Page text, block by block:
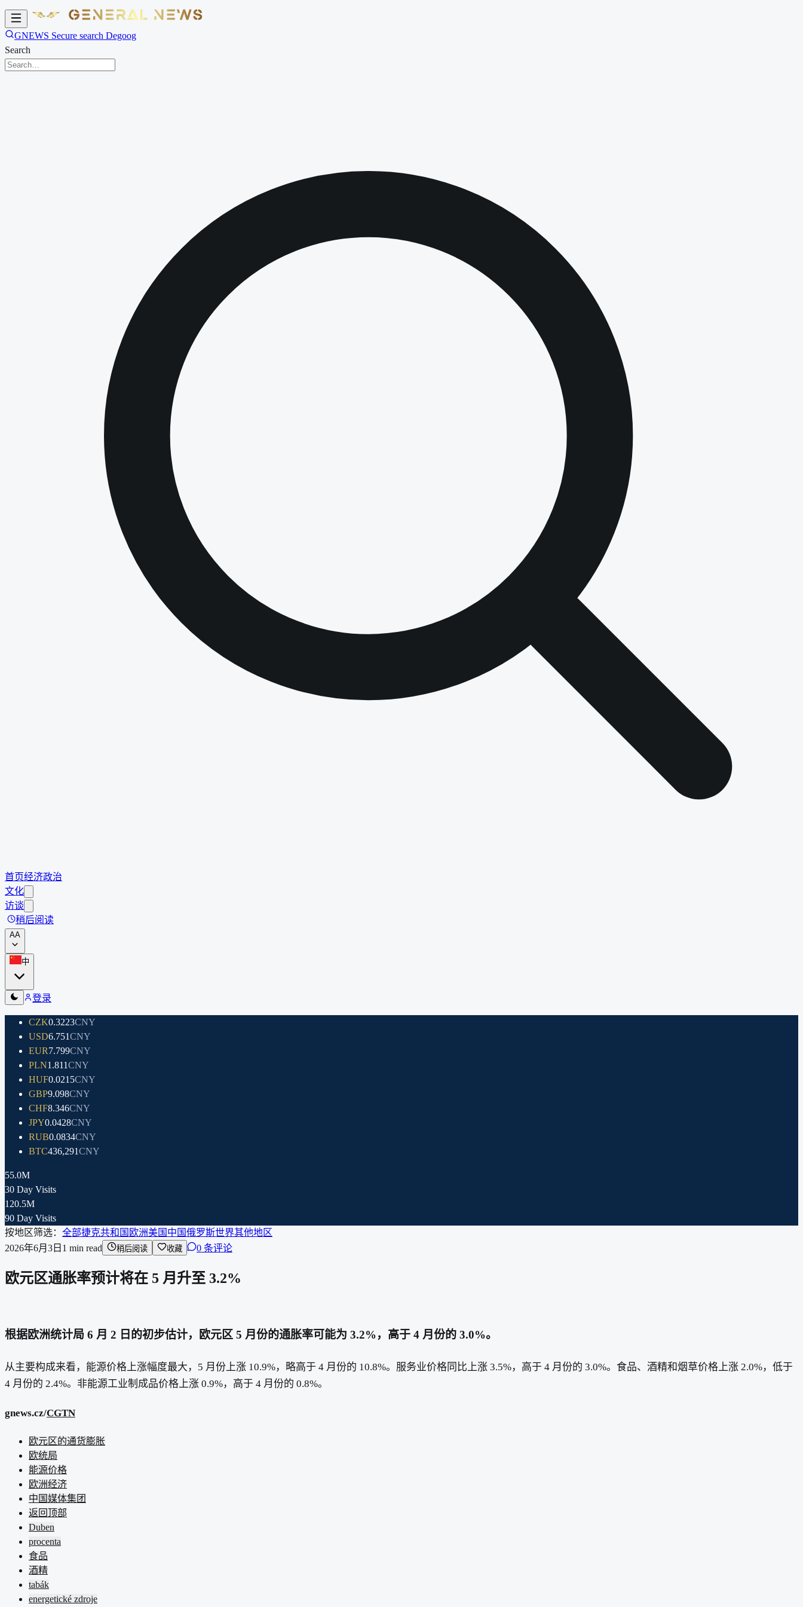
GNEWS Secure search Degoog
Search
首页经济政治
文化
访谈
稍后阅读
AA
中
登录
CZK0.3223CNY
USD6.751CNY
EUR7.799CNY
PLN1.811CNY
HUF0.0215CNY
GBP9.098CNY
CHF8.346CNY
JPY0.0428CNY
RUB0.0834CNY
BTC436,291CNY
55.0M
30 Day Visits
120.5M
90 Day Visits
按地区筛选： 全部捷克共和国 欧洲美国 中国俄罗斯世界其他地区
2026年6月3日 1 min read 稍后阅读 收藏 0 条评论
欧元区通胀率预计将在 5 月升至 3.2%
根据欧洲统计局 6 月 2 日的初步估计，欧元区 5 月份的通胀率可能为 3.2%，高于 4 月份的 3.0%。
从主要构成来看，能源价格上涨幅度最大，5 月份上涨 10.9%，略高于 4 月份的 10.8%。服务业价格同比上涨 3.5%，高于 4 月份的 3.0%。食品、酒精和烟草价格上涨 2.0%，低于
4 月份的 2.4%。非能源工业制成品价格上涨 0.9%，高于 4 月份的 0.8%。
gnews.cz/CGTN
欧元区的通货膨胀
欧统局
能源价格
欧洲经济
中国媒体集团
返回顶部
Duben
procenta
食品
酒精
tabák
energetické zdroje